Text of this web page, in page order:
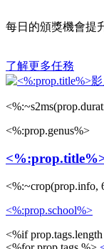
每日的頒獎機會提
了解更多任務
<%:prop.genus%>
<%:prop.school%>
<%if